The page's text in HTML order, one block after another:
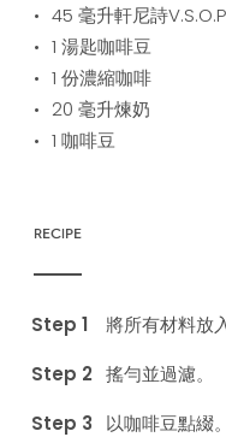
45 毫升軒尼詩V.S.O.P
1 湯匙咖啡豆
1 份濃縮咖啡
20 毫升煉奶
1 咖啡豆
RECIPE
將所有材料放
搖勻並過濾。
以咖啡豆點綴。